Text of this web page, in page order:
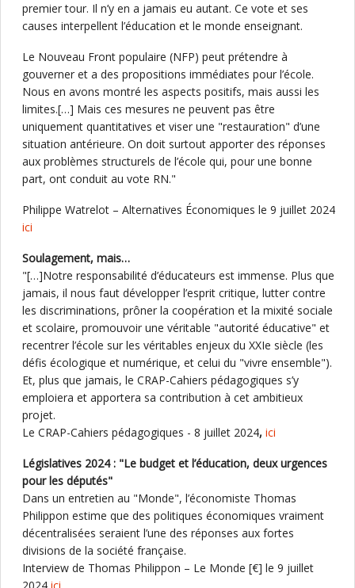
premier tour. Il n’y en a jamais eu autant. Ce vote et ses
causes interpellent l’éducation et le monde enseignant.
Le Nouveau Front populaire (NFP) peut prétendre à
gouverner et a des propositions immédiates pour l’école.
Nous en avons montré les aspects positifs, mais aussi les
limites.[…] Mais ces mesures ne peuvent pas être
uniquement quantitatives et viser une "restauration" d’une
situation antérieure. On doit surtout apporter des réponses
aux problèmes structurels de l’école qui, pour une bonne
part, ont conduit au vote RN."
Philippe Watrelot – Alternatives Économiques le 9 juillet 2024
ici
Soulagement, mais…
"[…]Notre responsabilité d’éducateurs est immense. Plus que
jamais, il nous faut développer l’esprit critique, lutter contre
les discriminations, prôner la coopération et la mixité sociale
et scolaire, promouvoir une véritable "autorité éducative" et
recentrer l’école sur les véritables enjeux du XXIe siècle (les
défis écologique et numérique, et celui du "vivre ensemble").
Et, plus que jamais, le CRAP-Cahiers pédagogiques s’y
emploiera et apportera sa contribution à cet ambitieux
projet.
Le CRAP-Cahiers pédagogiques - 8 juillet 2024, ici
Législatives 2024 : "Le budget et l’éducation, deux urgences
pour les députés"
Dans un entretien au "Monde", l’économiste Thomas
Philippon estime que des politiques économiques vraiment
décentralisées seraient l’une des réponses aux fortes
divisions de la société française.
Interview de Thomas Philippon – Le Monde [€] le 9 juillet